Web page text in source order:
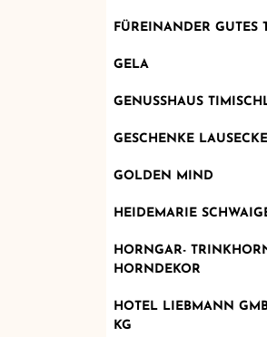
FÜREINANDER GUTES
GELA
GENUSSHAUS
GESCHENKE
GOLDEN MIND
HEIDEMARIE
HORNGAR-
HORNDEKOR
HOTEL LIEBMANN
KG